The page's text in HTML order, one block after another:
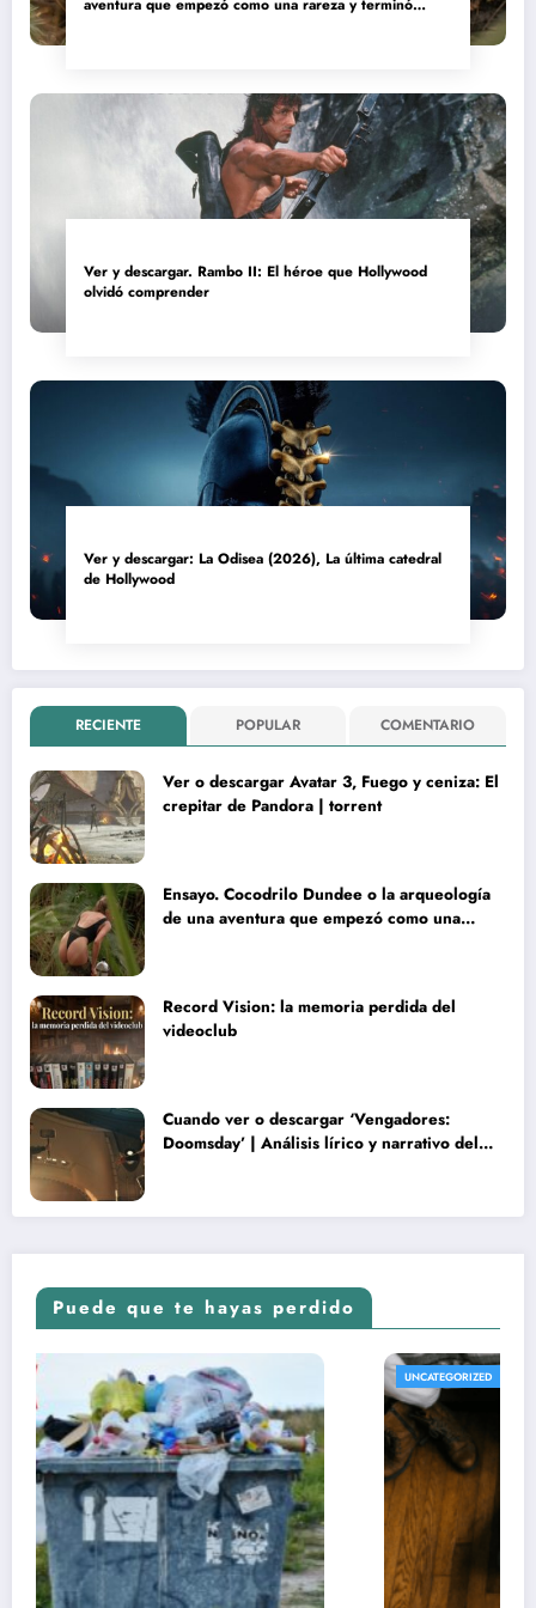
aventura que empezó como una rareza y terminó
Ver y descargar. Rambo II: El héroe que Hollywood
olvidó comprender
Ver y descargar: La Odisea (2026), La última catedral
de Hollywood
RECIENTE POPULAR COMENTARIO
Ver o descargar Avatar 3, Fuego y ceniza: El
crepitar de Pandora | torrent
Ensayo. Cocodrilo Dundee o la arqueología
de una aventura que empezó como una
Record Vision: la memoria perdida del
videoclub
Cuando ver o descargar ‘Vengadores:
Doomsday’ | Análisis lírico y narrativo del
Puede que te hayas perdido
UNCATEGORIZED